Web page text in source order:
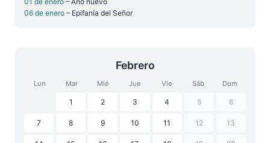
06 de enero – Epifanía del Señor
Febrero
Lun Mar Mié Jue Vie Sáb Dom
1 2 3 4 5 6
7 8 9 10 11 12 13